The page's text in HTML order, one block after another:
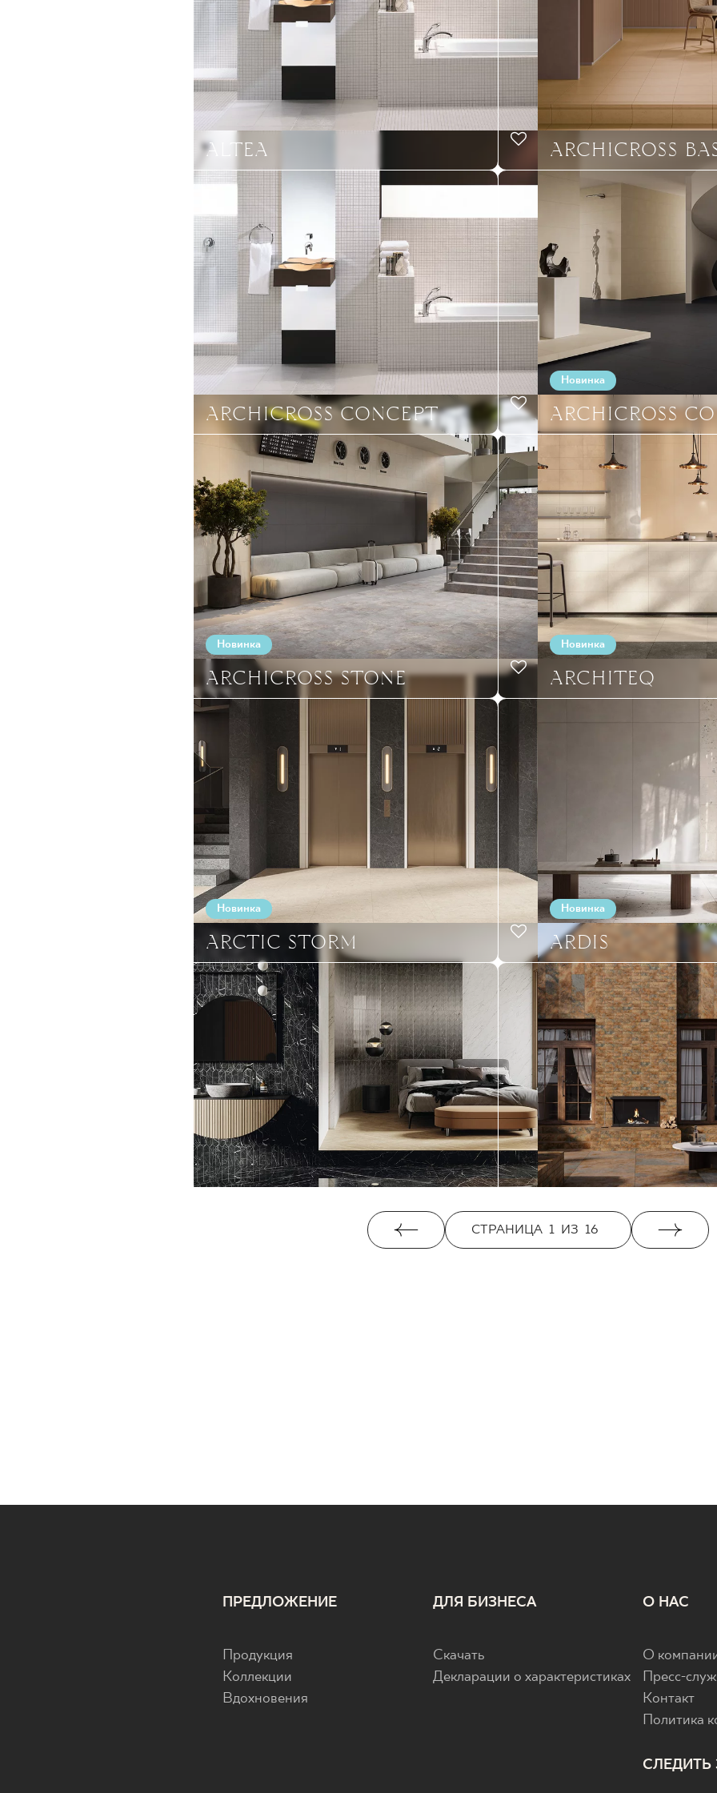
ALTEA ARCHICROSS
Новинка
ARCHICROSS CONCEPT
Новинка
ARCHICROSS
Новинка
ARCHICROSS STONE
Новинка
ARCHITEQ
Новинка
ARCTIC STORM ARDIS
СТРАНИЦА 1 ИЗ 16
ПРЕДЛОЖЕНИЕ
Продукция
Коллекции
Вдохновения
ДЛЯ БИЗНЕСА
Скачать
Декларации о характеристиках
О НАС
О
Пресс-
Контакт
Политика
СЛЕДИТЬ